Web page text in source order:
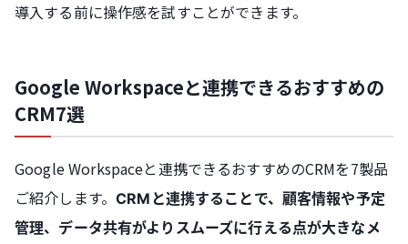
導入する前に操作感を試すことができます。
Google Workspaceと連携できるおすすめの
CRM7選
Google Workspaceと連携できるおすすめのCRMを7製品
ご紹介します。CRMと連携することで、顧客情報や予定
管理、データ共有がよりスムーズに行える点が大きなメ